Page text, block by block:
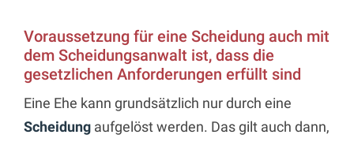
Voraussetzung für eine Scheidung auch mit
dem Scheidungsanwalt ist, dass die
gesetzlichen Anforderungen erfüllt sind
Eine Ehe kann grundsätzlich nur durch eine
Scheidung aufgelöst werden. Das gilt auch dann,